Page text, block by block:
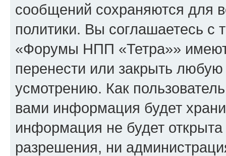
сообщений сохраняются для
политики. Вы соглашаетесь
«Форумы НПП «Тетра»» имеют
перенести или закрыть
усмотрению. Как
вами информация будет
информация не будет
разрешения, ни